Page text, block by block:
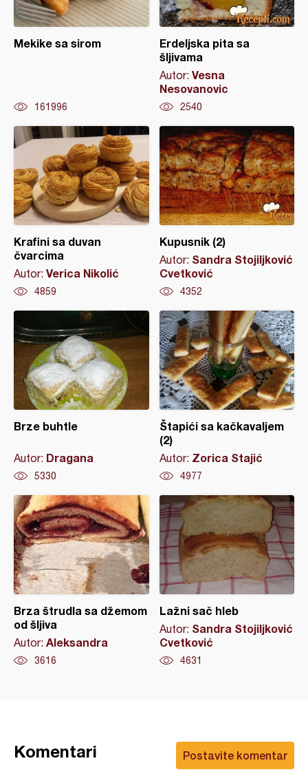
Mekike sa sirom
161996
Erdeljska pita sa
šljivama
Autor: Vesna
Nesovanovic
2540
Krafini sa duvan
čvarcima
Autor: Verica Nikolić
4859
Kupusnik (2)
Autor: Sandra Stojiljković
Cvetković
4352
Brze buhtle
Autor: Dragana
5330
Štapići sa kačkavaljem
(2)
Autor: Zorica Stajić
4977
Brza štrudla sa džemom
od šljiva
Autor: Aleksandra
3616
Lažni sač hleb
Autor: Sandra Stojiljković
Cvetković
4631
Postavite komentar
Komentari